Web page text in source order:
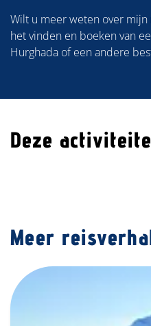
Wilt u meer weten over
het vinden en boeken van
Hurghada of een andere
Deze
Meer